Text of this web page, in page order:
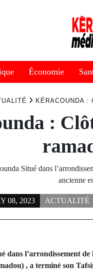
Économie
KÉRACOUNDA :
:
Situé dans
ancienne
08, 2023 ACTUALITÉ
dans l’arrondissement
, a terminé son